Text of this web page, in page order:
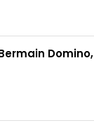
Domino,